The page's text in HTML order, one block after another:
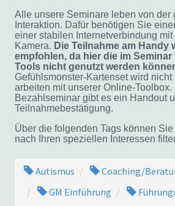
Alle unsere Seminare leben von der
Interaktion. Dafür benötigen Sie
einer stabilen Internetverbindung mit
Kamera. Die Teilnahme am Handy
empfohlen, da hier die im Seminar
Tools nicht genutzt werden
Gefühlsmonster-Kartenset wird
arbeiten mit unserer Online-Toolbox.
Bezahlseminar gibt es ein Handout
Teilnahmebestätigung.
Über die folgenden Tags können
nach Ihren speziellen Interessen
Autismus
Coaching/
GM Einführung